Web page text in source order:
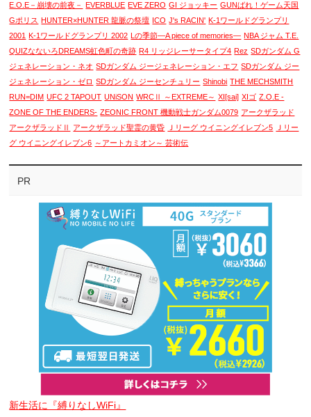
E.O.E－崩壊の前夜－
EVERBLUE EVE ZERO GI ジョッキー GUNばれ！ゲーム天国
Gポリス HUNTER×HUNTER 龍脈の祭壇 ICO J's RACIN' K-1ワールドグランプリ
2001 K-1ワールドグランプリ 2002 Lの季節―A piece of memories― NBA ジャム T.E.
QUIZなないろDREAMS虹色町の奇跡 R4 リッジレーサータイプ4 Rez SDガンダム G
ジェネレーション・ネオ SDガンダム ジージェネレーション・エフ SDガンダム ジー
ジェネレーション・ゼロ SDガンダム ジーセンチュリー Shinobi THE MECHSMITH
RUN=DIM UFC 2 TAPOUT UNiSON WRCⅡ ～EXTREME～ XI[sai] XIゴ Z.O.E -
ZONE OF THE ENDERS- ZEONIC FRONT 機動戦士ガンダム0079 アークザラッド
アークザラッドⅡ
アークザラッド聖霊の黄昏 Ｊリーグ ウイニングイレブン5
Ｊリー
グ ウイニングイレブン6 ～アートカミオン～ 芸術伝
PR
新生活に『縛りなしWiFi』